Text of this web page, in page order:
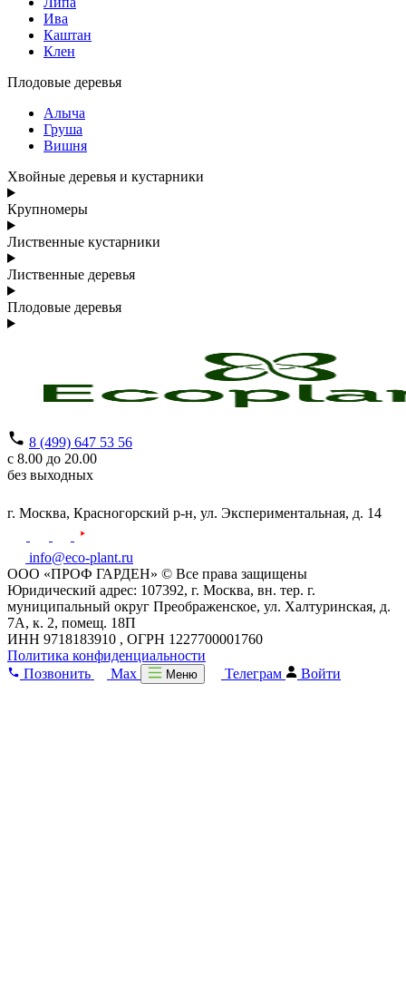
Ива
Каштан
Клен
Плодовые деревья
Алыча
Груша
Вишня
Хвойные деревья и кустарники
Крупномеры
Лиственные кустарники
Лиственные деревья
Плодовые деревья
8 (499) 647 53 56
с 8.00 до 20.00
без выходных
г. Москва, Красногорский р-н, ул. Экспериментальная, д. 14
info@eco-plant.ru
ООО «ПРОФ ГАРДЕН» © Все права защищены
Юридический адрес: 107392, г. Москва, вн. тер. г.
муниципальный округ Преображенское, ул. Халтуринская, д.
7А, к. 2, помещ. 18П
ИНН 9718183910 , ОГРН 1227700001760
Политика конфиденциальности
Позвонить
Max Меню Телеграм Войти